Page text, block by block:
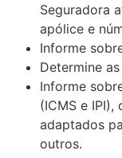
Seguradora
apólice e
Informe
Determine
Informe
(ICMS e
adaptados
outros.